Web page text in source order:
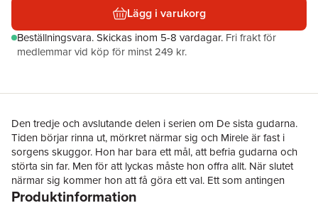
Lägg i varukorg
Beställningsvara.Skickas inom 5-8 vardagar. Fri frakt för
medlemmar vid köp för minst 249 kr.
Den tredje och avslutande delen i serien om De sista gudarna.
Tiden börjar rinna ut, mörkret närmar sig och Mirele är fast i
sorgens skuggor. Hon har bara ett mål, att befria gudarna och
störta sin far. Men för att lyckas måste hon offra allt. När slutet
närmar sig kommer hon att få göra ett val. Ett som antingen
kommer förändra allt eller slå hennes verklighet i spillror.
Produktinformation